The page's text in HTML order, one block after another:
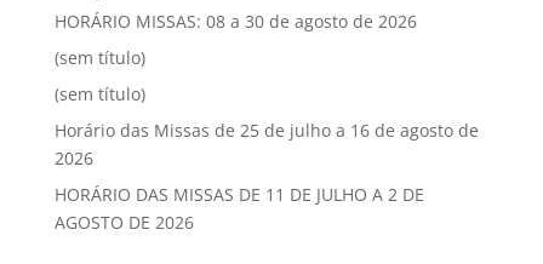
HORÁRIO MISSAS: 08 a 30 de agosto de 2026
(sem título)
(sem título)
Horário das Missas de 25 de julho a 16 de agosto de
2026
HORÁRIO DAS MISSAS DE 11 DE JULHO A 2 DE
AGOSTO DE 2026